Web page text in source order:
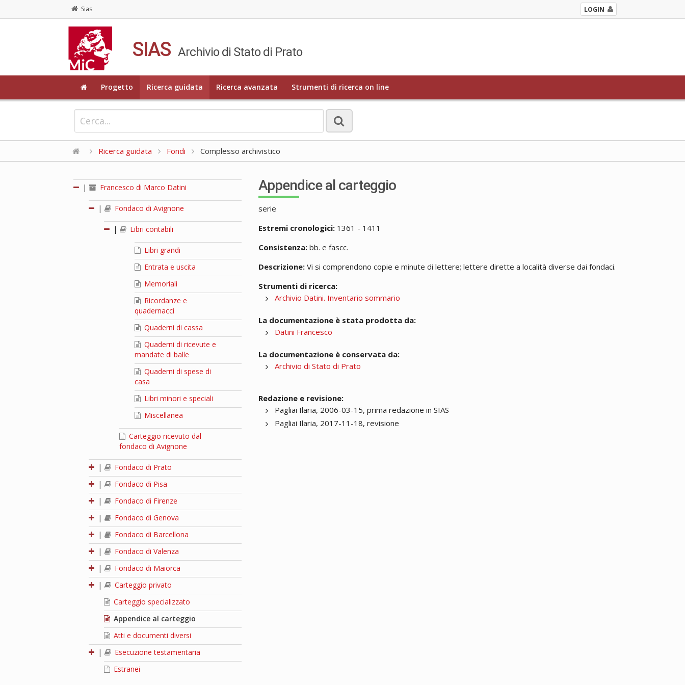
Sias LOGIN
SIAS Archivio di Stato di Prato
Progetto Ricerca guidata Ricerca avanzata Strumenti di ricerca on line
Ricerca guidata Fondi Complesso archivistico
| Francesco di Marco Datini
| Fondaco di Avignone
| Libri contabili
Libri grandi
Entrata e uscita
Memoriali
Ricordanze e
quadernacci
Quaderni di cassa
Quaderni di ricevute e
mandate di balle
Quaderni di spese di
casa
Libri minori e speciali
Miscellanea
Carteggio ricevuto dal
fondaco di Avignone
|
Fondaco di Prato
|
Fondaco di Pisa
|
Fondaco di Firenze
|
Fondaco di Genova
|
Fondaco di Barcellona
|
Fondaco di Valenza
|
Fondaco di Maiorca
|
Carteggio privato
Carteggio specializzato
Appendice al carteggio
Atti e documenti diversi
|
Esecuzione testamentaria
Estranei
Appendice al carteggio
serie
Estremi cronologici: 1361 - 1411
Consistenza: bb. e fascc.
Descrizione: Vi si comprendono copie e minute di lettere; lettere dirette a località diverse dai fondaci.
Strumenti di ricerca:
Archivio Datini. Inventario sommario
La documentazione è stata prodotta da:
Datini Francesco
La documentazione è conservata da:
Archivio di Stato di Prato
Redazione e revisione:
Pagliai Ilaria, 2006-03-15, prima redazione in SIAS
Pagliai Ilaria, 2017-11-18, revisione